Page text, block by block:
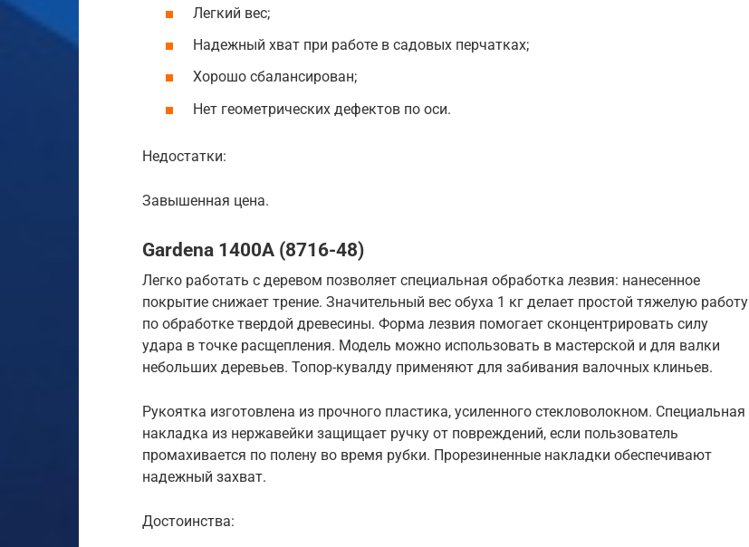
Легкий вес;
Надежный хват при работе в садовых перчатках;
Хорошо сбалансирован;
Нет геометрических дефектов по оси.
Недостатки:
Завышенная цена.
Gardena 1400A (8716-48)
Легко работать с деревом позволяет специальная обработка лезвия: нанесенное
покрытие снижает трение. Значительный вес обуха 1 кг делает простой тяжелую работу
по обработке твердой древесины. Форма лезвия помогает сконцентрировать силу
удара в точке расщепления. Модель можно использовать в мастерской и для валки
небольших деревьев. Топор-кувалду применяют для забивания валочных клиньев.
Рукоятка изготовлена из прочного пластика, усиленного стекловолокном. Специальная
накладка из нержавейки защищает ручку от повреждений, если пользователь
промахивается по полену во время рубки. Прорезиненные накладки обеспечивают
надежный захват.
Достоинства: